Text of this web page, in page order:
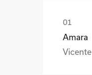
Amara
Vicente